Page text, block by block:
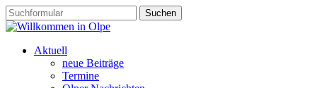
Aktuell
neue Beiträge
Termine